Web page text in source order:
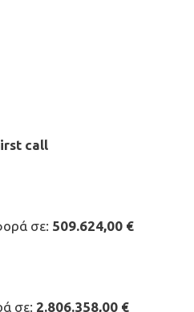
call
σε: 509.624,00 €
σε: 2.806.358,00 €